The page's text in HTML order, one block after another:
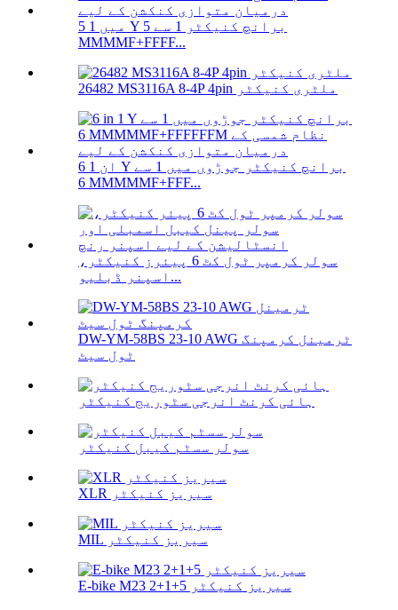
5 میں 1 Y برانچ کنیکٹر 1 سے 5
MMMMF+FFFF...
26482 MS3116A 8-4P 4pin ملٹری کنیکٹر
6 ان 1 Y برانچ کنیکٹر جوڑوں میں 1 سے
6 MMMMMF+FFF...
سولر کرمپر ٹول کٹ 6 پیئرز کنیکٹر،
اسپنر ڈبلیو...
DW-YM-58BS 23-10 AWG ٹرمینل کرمپنگ
ٹول سیٹ
ہائی کرنٹ انرجی سٹوریج کنیکٹر
سولر سسٹم کیبل کنیکٹر
XLR سیریز کنیکٹر
MIL سیریز کنیکٹر
E-bike M23 2+1+5 سیریز کنیکٹر